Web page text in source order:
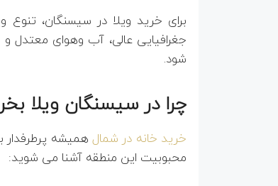
برای خرید ویلا در سیسنگان،
جغرافیایی عالی، آب وهوای معتدل
شود.
چرا در سیسنگان ویلا
خرید خانه در شمال همیشه پرطرفدار
محبوبیت این منطقه آشنا می شوید: